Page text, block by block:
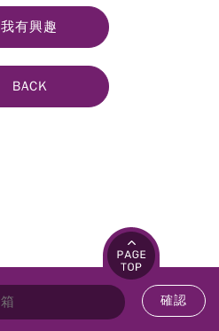
我有興趣
BACK
確認